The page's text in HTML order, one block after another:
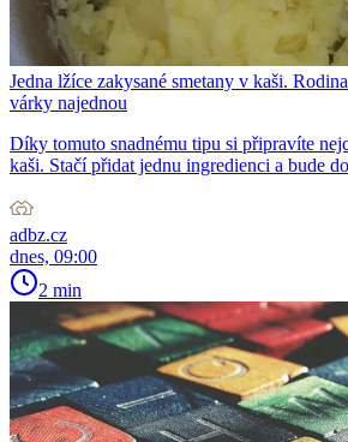
Jedna lžíce zakysané smetany v kaši.
várky najednou
Díky tomuto snadnému tipu si připravíte
kaši. Stačí přidat jednu ingredienci a bude
adbz.cz
dnes, 09:00
2 min